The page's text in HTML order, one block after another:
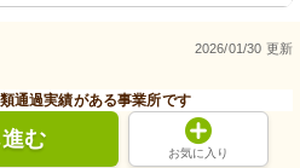
2026/01/30 更新
通過実績がある事業所です
進む
お気に入り